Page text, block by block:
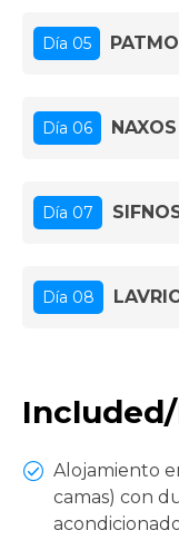
Día 05
Día 06 NAXOS
Día 07
Día 08
Alojamiento
camas) con